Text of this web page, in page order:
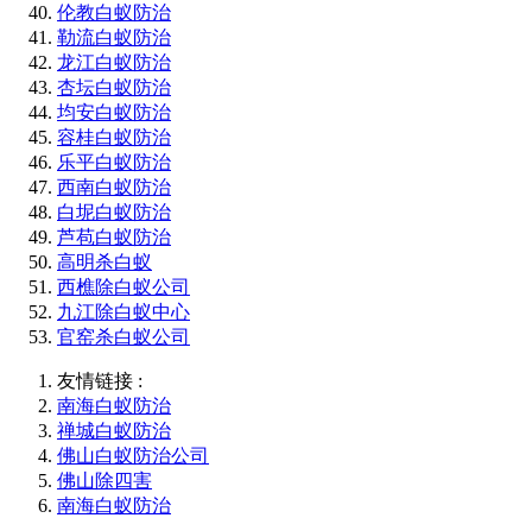
伦教白蚁防治
勒流白蚁防治
龙江白蚁防治
杏坛白蚁防治
均安白蚁防治
容桂白蚁防治
乐平白蚁防治
西南白蚁防治
白坭白蚁防治
芦苞白蚁防治
高明杀白蚁
西樵除白蚁公司
九江除白蚁中心
官窑杀白蚁公司
友情链接 :
南海白蚁防治
禅城白蚁防治
佛山白蚁防治公司
佛山除四害
南海白蚁防治